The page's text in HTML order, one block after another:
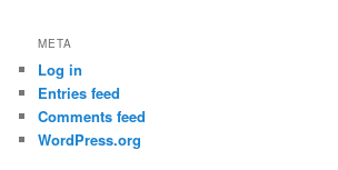
META
Log in
Entries feed
Comments feed
WordPress.org